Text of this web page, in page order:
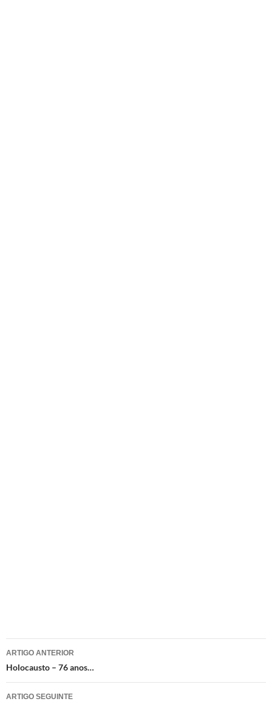
Navegação
de
artigos
ARTIGO ANTERIOR
Holocausto – 76 anos…
ARTIGO SEGUINTE